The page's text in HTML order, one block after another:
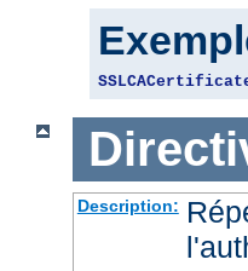
Description: